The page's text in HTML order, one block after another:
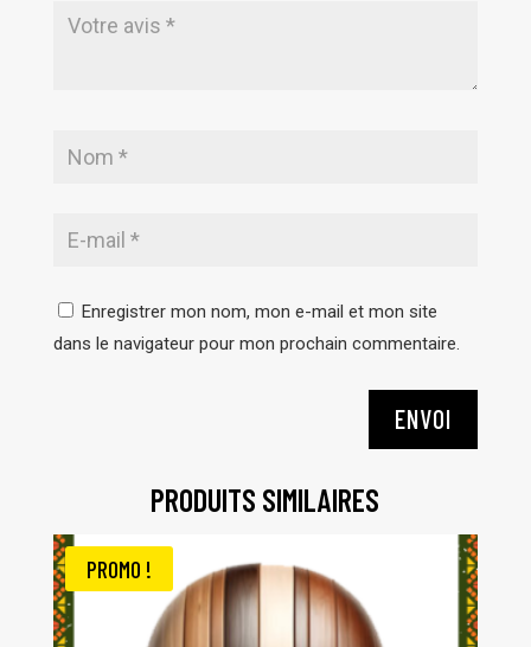
Enregistrer mon nom, mon e-mail et mon site
dans le navigateur pour mon prochain commentaire.
ENVOI
PRODUITS SIMILAIRES
PROMO !